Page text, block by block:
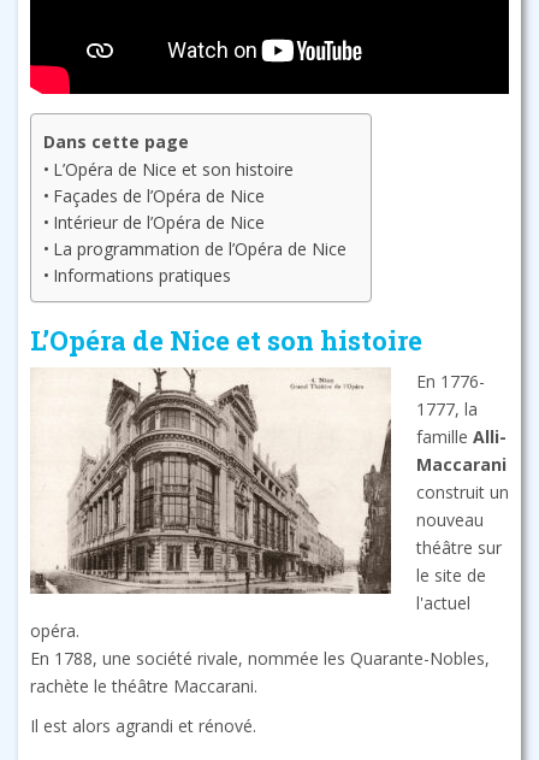
Dans cette page
L’Opéra de Nice et son histoire
Façades de l’Opéra de Nice
Intérieur de l’Opéra de Nice
La programmation de l’Opéra de Nice
Informations pratiques
L’Opéra de Nice et son histoire
En 1776-
1777, la
famille Alli-
Maccarani
construit un
nouveau
théâtre sur
le site de
l'actuel
opéra.
En 1788, une société rivale, nommée les Quarante-Nobles,
rachète le théâtre Maccarani.
Il est alors agrandi et rénové.